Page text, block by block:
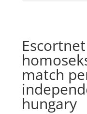
match
hungary